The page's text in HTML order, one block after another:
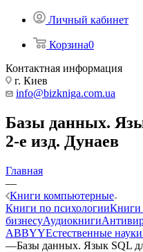
Личный кабинет
Корзина0
Контактная информация
г. Киев
info@bizkniga.com.ua
Базы данных.
2-е изд. Дунаев
Главная
—
Книги компьютерные
Книги по психологииКниги
бизнесуАудиокниги
ABBYYЕстественные науки
—Базы данных. Язык SQL